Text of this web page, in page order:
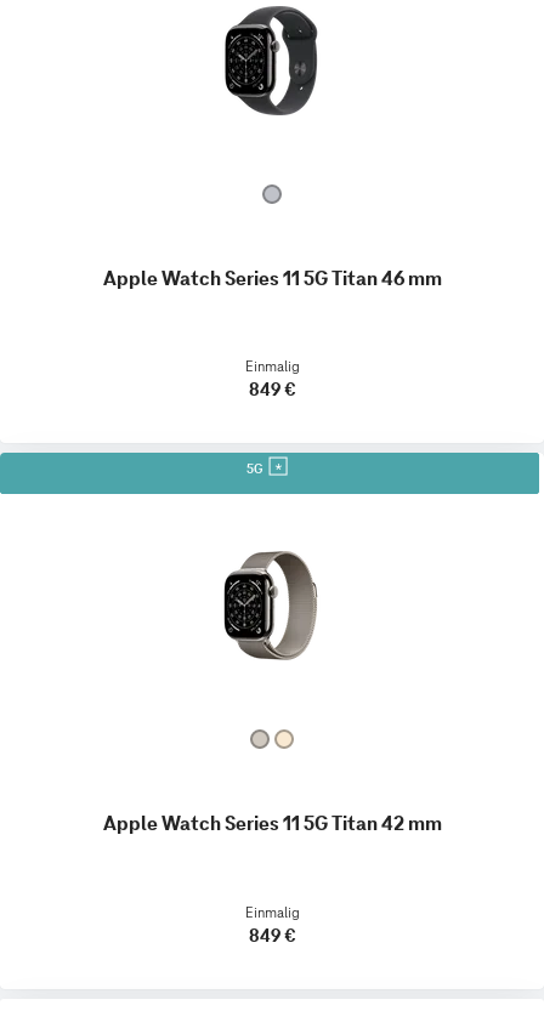
Apple Watch Series 11 5G Titan 46 mm
Einmalig
849 €
5G
Apple Watch Series 11 5G Titan 42 mm
Einmalig
849 €